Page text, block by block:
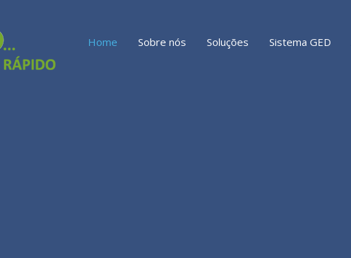
Home Sobre nós Soluções Sistema GED